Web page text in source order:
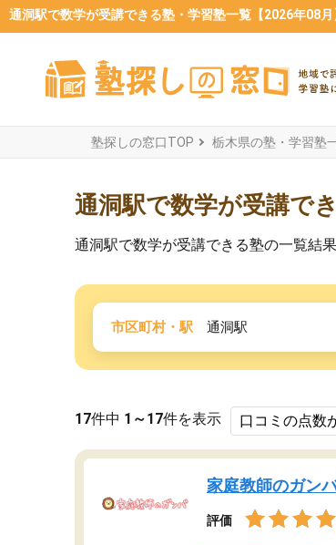
通洞駅で数学が受講できる塾・学習塾一覧【2026年08月
塾探しの窓口TOP 栃木県の塾・学習塾
通洞駅で数学が受講で
通洞駅で数学が受講できる塾の一覧結
市区町村・駅 通洞駅
17件中 1～17件を表示
家庭教師のガン
評価